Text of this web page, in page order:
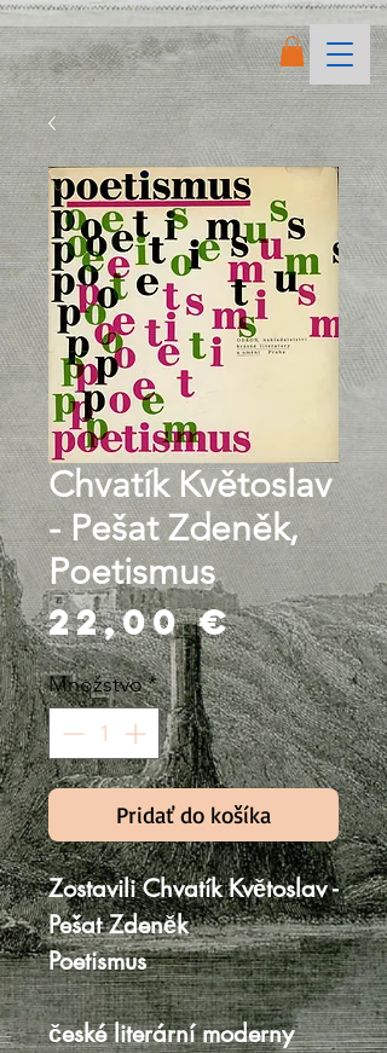
Chvatík Květoslav
- Pešat Zdeněk,
Poetismus
22,00 €Price
Množstvo*
Pridať do košíka
Zostavili Chvatík Květoslav -
Pešat Zdeněk
Poetismus
české literární moderny